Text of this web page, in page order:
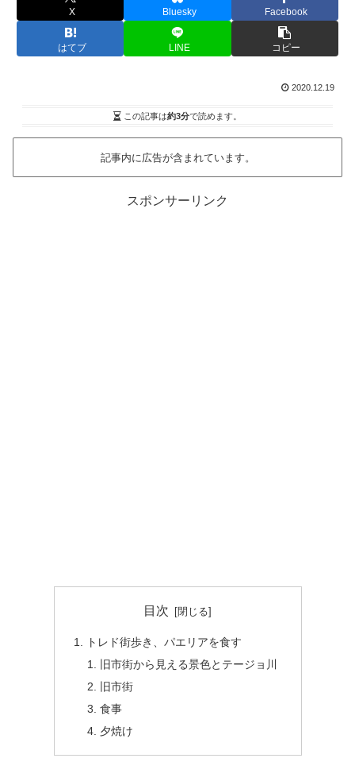
X Bluesky Facebook
はてブ LINE コピー
2020.12.19
この記事は約3分で読めます。
記事内に広告が含まれています。
スポンサーリンク
目次
トレド街歩き、パエリアを食す
旧市街から見える景色とテージョ川
旧市街
食事
夕焼け